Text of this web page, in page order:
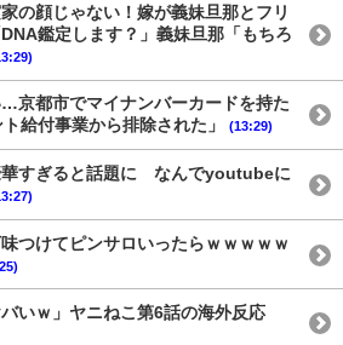
の顔じゃない！嫁が義妹旦那とフリ
鑑定します？」義妹旦那「もちろ
京都市でマイナンバーカードを持た
給付事業から排除された」
(13:29)
華すぎると話題に なんでyoutubeに
味つけてピンサロいったらｗｗｗｗｗ
いｗ」ヤニねこ第6話の海外反応